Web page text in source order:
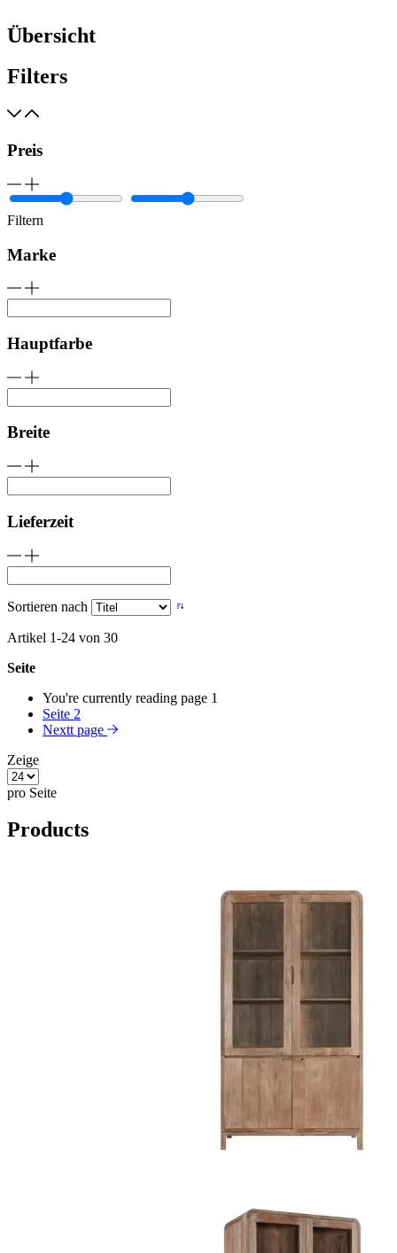
Übersicht
Filters
Preis
Filtern
Marke
Hauptfarbe
Breite
Lieferzeit
Sortieren nach
Artikel 1-24 von 30
Seite
You're currently reading page 1
Seite 2
Nextt page
Zeige
pro Seite
Products